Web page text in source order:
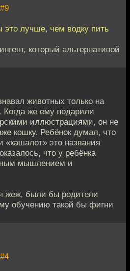
#9
это лучше, чем водку пить
который альтернативой
животных только на
Когда же ему подарили
иллюстрациями, он не
кошку. Ребёнок думал, что
это названия
что у ребёнка
мышлением и
жеж, были бы родители
обучению такой бы фигни
#4